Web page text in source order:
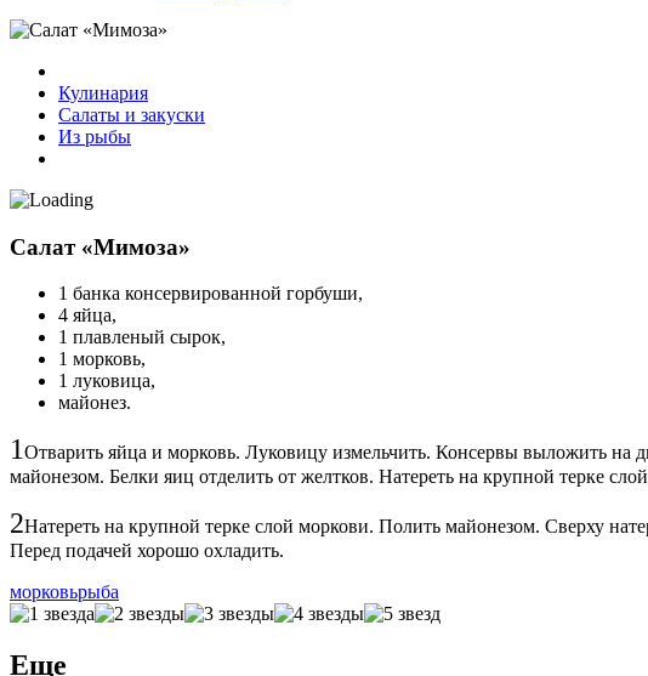
Кулинария
Салаты и закуски
Из рыбы
Салат «Мимоза»
1 банка консервированной горбуши,
4 яйца,
1 плавленый сырок,
1 морковь,
1 луковица,
майонез.
1Отварить яйца и морковь. Луковицу измельчить. Консервы выложить на
майонезом. Белки яиц отделить от желтков. Натереть на крупной терке
2Натереть на крупной терке слой моркови. Полить майонезом. Сверху
Перед подачей хорошо охладить.
морковьрыба
Еще